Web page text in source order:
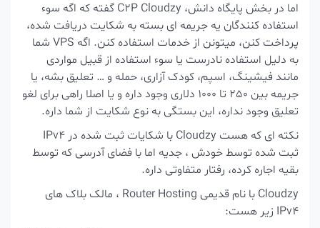
اما در بخش پایگاه دانش، C2P Cloudzy گفته که اگه سوء
استفاده کنندگان یه جریمه ای بسته به شکایت دریافت شده،
پرداخت کنن، میتونن از خدمات استفاده کنن. اگه VPS شما
به دلیل استفاده نادرست یا سوء استفاده از قبیل مواردی
مانند فیشینگ، اسپم، کودک آزاری، حمله و … تعلیق بشه، یا
جریمه بین 250 تا 1000 دلاری وجود داره و یا اصلا راهی برای لغو
تعلیق وجود نداره، این بستگی به نوع شکایت از شما داره.
نکته ای که هست Cloudzy با شکایات ثبت شده در IPv4
ثبت شده توسط خودش ، جدیه اما با فضای آدرسی که توسط
بقیه اجاره کرده، رفتار متفاوتی داره.
Cloudzy با نام قدیمی Router Hosting ، مالک بلاک های
IPv4 زیر هست: